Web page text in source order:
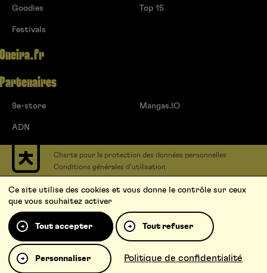
Goodies
Festivals
Top 15
Oneira.fr
Partenaires
9e-store
ADN
Mangas.IO
Charte pour la protection des données personnelles
Conditions générales d’utilisation
Soumettre un projet
Proposer une série
Qui sommes-nous ?
Ce site utilise des cookies et vous donne le contrôle sur ceux
que vous souhaitez activer
Tout accepter Tout refuser
Personnaliser Politique de confidentialité